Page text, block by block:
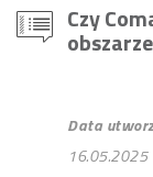
Czy
Data
16.05.2025